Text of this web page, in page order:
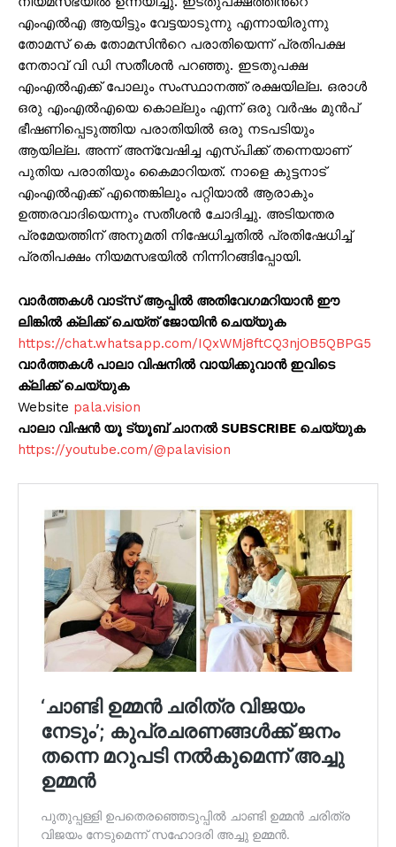
എംഎൽഎ ആയിട്ടും വേട്ടയാടുന്നു എന്നായിരുന്നു
തോമസ് കെ തോമസിന്‍റെ പരാതിയെന്ന് പ്രതിപക്ഷ
നേതാവ് വി ഡി സതീശന്‍ പറഞ്ഞു. ഇടതുപക്ഷ
എംഎല്‍എക്ക് പോലും സംസ്ഥാനത്ത് രക്ഷയില്ല. ഒരാൾ
ഒരു എംഎല്‍എയെ കൊല്ലും എന്ന് ഒരു വർഷം മുൻപ്
ഭീഷണിപ്പെടുത്തിയ പരാതിയിൽ ഒരു നടപടിയും
ആയില്ല. അന്ന് അന്വേഷിച്ച എസ്പിക്ക് തന്നെയാണ്
പുതിയ പരാതിയും കൈമാറിയത്. നാളെ കുട്ടനാട്
എംഎല്‍എക്ക് എന്തെങ്കിലും പറ്റിയാൽ ആരാകും
ഉത്തരവാദിയെന്നും സതീശന്‍ ചോദിച്ചു. അടിയന്തര
പ്രമേയത്തിന് അനുമതി നിഷേധിച്ചതില്‍ പ്രതിഷേധിച്ച്
പ്രതിപക്ഷം നിയമസഭയില്‍ നിന്നിറങ്ങിപ്പോയി.
വാർത്തകൾ വാട്സ് ആപ്പിൽ അതിവേഗമറിയാൻ ഈ
ലിങ്കിൽ ക്ലിക്ക് ചെയ്ത് ജോയിൻ ചെയ്യുക
https://chat.whatsapp.com/IQxWMj8ftCQ3njOB5QBPG5
വാർത്തകൾ പാലാ വിഷനിൽ വായിക്കുവാൻ ഇവിടെ
ക്ലിക്ക് ചെയ്യുക
Website pala.vision
പാലാ വിഷൻ യൂ ട്യൂബ് ചാനൽ SUBSCRIBE ചെയ്യുക
https://youtube.com/@palavision